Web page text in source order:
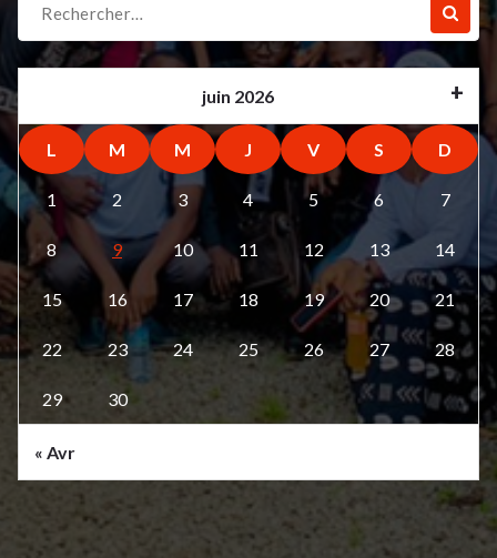
pour :
juin 2026
L M M J V S D
1 2 3 4 5 6 7
8 9 10 11 12 13 14
15 16 17 18 19 20 21
22 23 24 25 26 27 28
29 30
« Avr